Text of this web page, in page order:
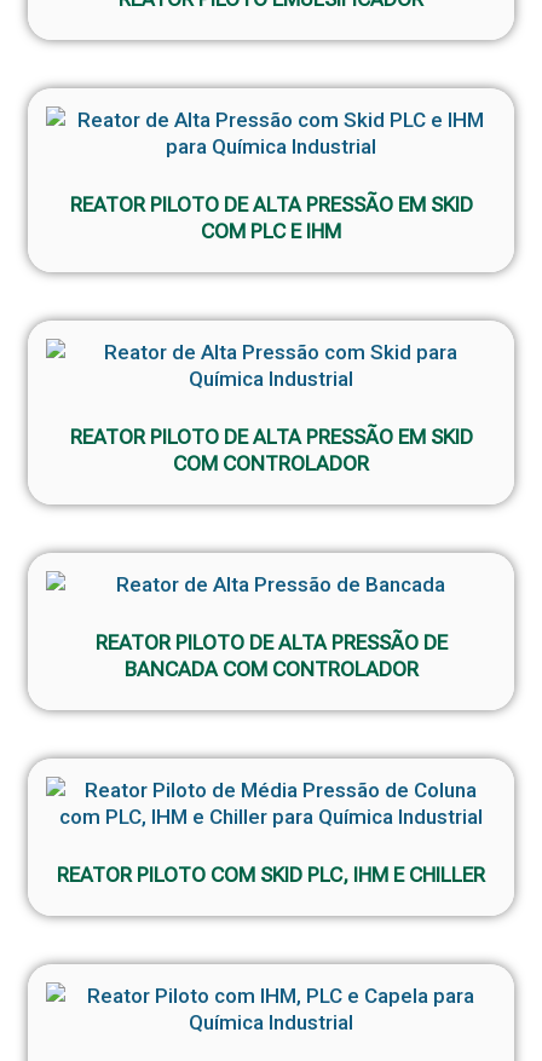
REATOR PILOTO DE ALTA PRESSÃO EM SKID
COM PLC E IHM
REATOR PILOTO DE ALTA PRESSÃO EM SKID
COM CONTROLADOR
REATOR PILOTO DE ALTA PRESSÃO DE
BANCADA COM CONTROLADOR
REATOR PILOTO COM SKID PLC, IHM E CHILLER